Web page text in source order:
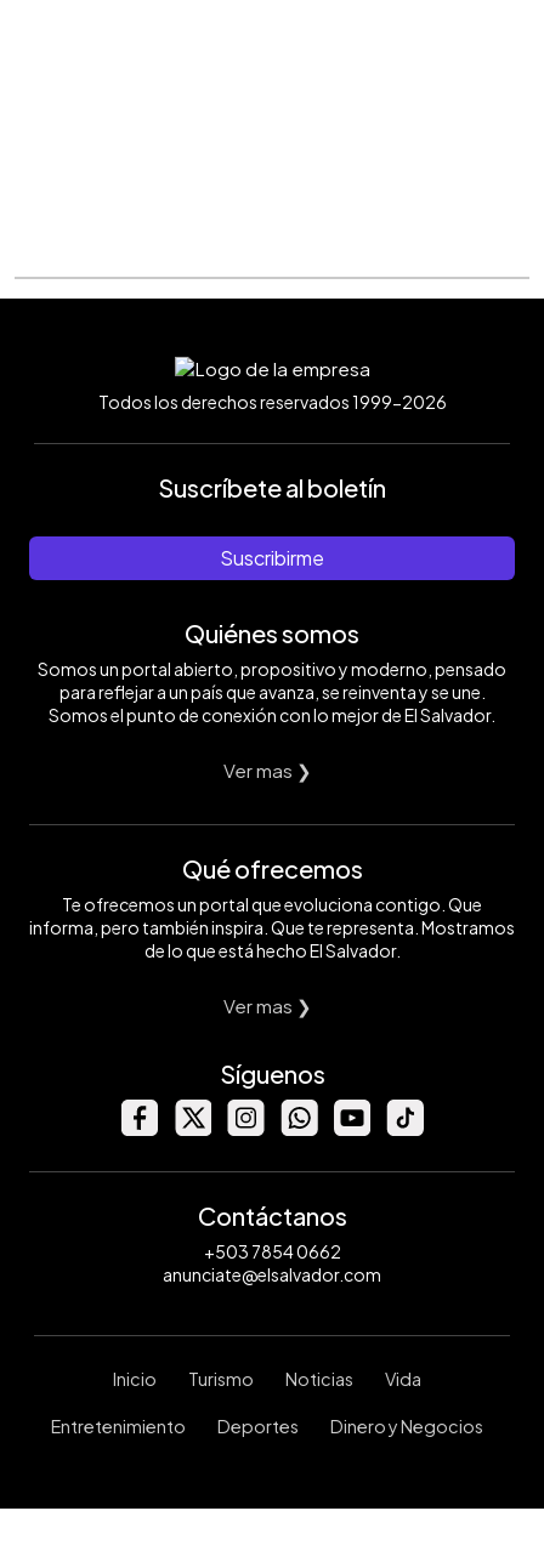
Todos los derechos reservados 1999-2026
Suscríbete al boletín
Suscribirme
Quiénes somos
Somos un portal abierto, propositivo y moderno, pensado
para reflejar a un país que avanza, se reinventa y se une.
Somos el punto de conexión con lo mejor de El Salvador.
Ver mas ❯
Qué ofrecemos
Te ofrecemos un portal que evoluciona contigo. Que
informa, pero también inspira. Que te representa. Mostramos
de lo que está hecho El Salvador.
Ver mas ❯
Síguenos
Contáctanos
+503 7854 0662
anunciate@elsalvador.com
Inicio Turismo Noticias Vida
Entretenimiento Deportes Dinero y Negocios